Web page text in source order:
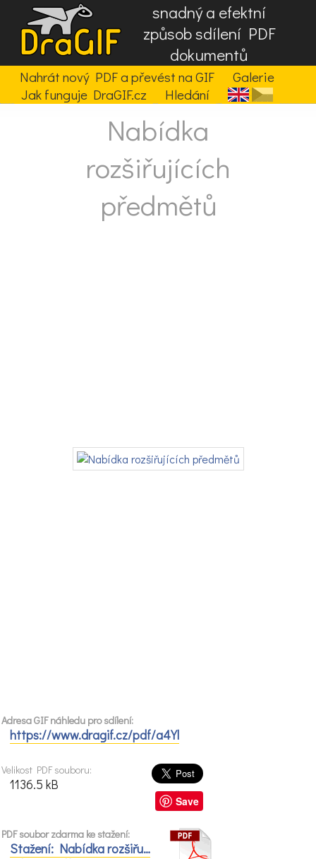
snadný a efektní
způsob sdílení PDF
dokumentů
Nahrát nový PDF a převést na GIF
Galerie
Jak funguje DraGIF.cz
Hledání
Nabídka
rozšiřujících
předmětů
Adresa GIF náhledu pro sdílení:
https://www.dragif.cz/pdf/a4Yl
Save
Velikost PDF souboru:
1136.5 kB
PDF soubor zdarma ke stažení:
Stažení: Nabídka rozšiřu…